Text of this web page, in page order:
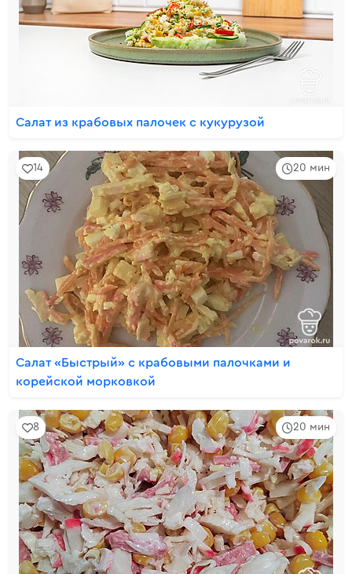
Салат из крабовых палочек с кукурузой
20 мин
14
Салат «Быстрый» с крабовыми палочками и
корейской морковкой
20 мин
8